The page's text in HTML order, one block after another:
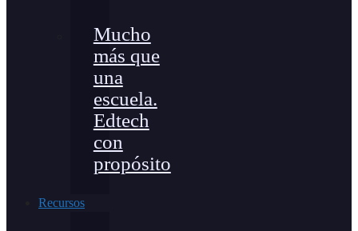
Mucho
más que
una
escuela.
Edtech
con
propósito
Recursos